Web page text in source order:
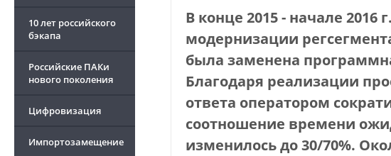
10 лет российского
бэкапа
Российские ПАКи
нового поколения
Цифровизация
Импортозамещение
В конце 2015 - начале 2016
модернизации
была заменена
Благодаря реализации
ответа оператором
соотношение времени
изменилось до 30/70%.